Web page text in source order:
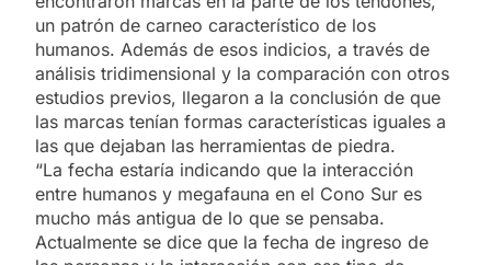
un patrón de carneo característico de los
humanos. Además de esos indicios, a través de
análisis tridimensional y la comparación con otros
estudios previos, llegaron a la conclusión de que
las marcas tenían formas características iguales a
las que dejaban las herramientas de piedra.
“La fecha estaría indicando que la interacción
entre humanos y megafauna en el Cono Sur es
mucho más antigua de lo que se pensaba.
Actualmente se dice que la fecha de ingreso de